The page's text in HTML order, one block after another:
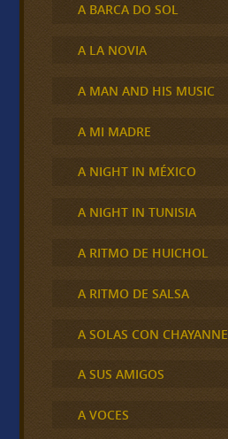
A BARCA DO SOL
A LA NOVIA
A MAN AND HIS MUSIC
A MI MADRE
A NIGHT IN MÉXICO
A NIGHT IN TUNISIA
A RITMO DE HUICHOL
A RITMO DE SALSA
A SOLAS CON CHAYANNE
A SUS AMIGOS
A VOCES